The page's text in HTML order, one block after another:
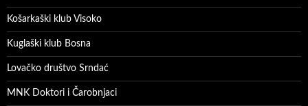
Košarkaški klub Visoko
Kuglaški klub Bosna
Lovačko društvo Srndać
MNK Doktori i Čarobnjaci